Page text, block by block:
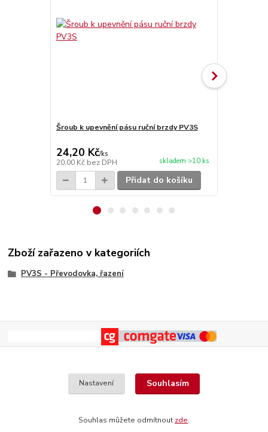
Šroub k upevnění pásu ruční brzdy PV3S
24,20 Kč/ks
20,00 Kč bez DPH skladem >10 ks
Přidat do košíku
Zboží zařazeno v kategoriích
PV3S - Převodovka, řazení
Nastavení Souhlasím
Souhlas můžete odmítnout zde.